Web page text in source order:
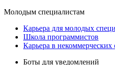
Молодым специалистам
Карьера для молодых
Школа программистов
Карьера в некоммерческих
Боты для уведомлений